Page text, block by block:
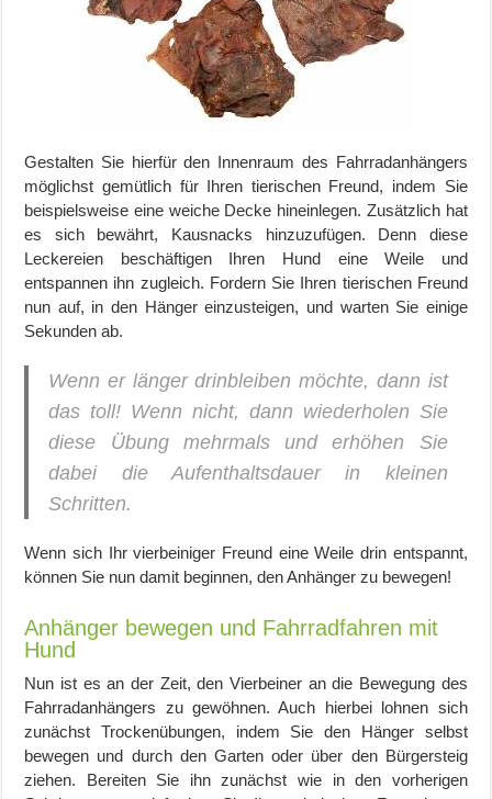
Gestalten Sie hierfür den Innenraum des Fahrradanhängers
möglichst gemütlich für Ihren tierischen Freund, indem Sie
beispielsweise eine weiche Decke hineinlegen. Zusätzlich hat
es sich bewährt, Kausnacks hinzuzufügen. Denn diese
Leckereien beschäftigen Ihren Hund eine Weile und
entspannen ihn zugleich. Fordern Sie Ihren tierischen Freund
nun auf, in den Hänger einzusteigen, und warten Sie einige
Sekunden ab.
Wenn er länger drinbleiben möchte, dann ist
das toll! Wenn nicht, dann wiederholen Sie
diese Übung mehrmals und erhöhen Sie
dabei die Aufenthaltsdauer in kleinen
Schritten.
Wenn sich Ihr vierbeiniger Freund eine Weile drin entspannt,
können Sie nun damit beginnen, den Anhänger zu bewegen!
Anhänger bewegen und Fahrradfahren mit
Hund
Nun ist es an der Zeit, den Vierbeiner an die Bewegung des
Fahrradanhängers zu gewöhnen. Auch hierbei lohnen sich
zunächst Trockenübungen, indem Sie den Hänger selbst
bewegen und durch den Garten oder über den Bürgersteig
ziehen. Bereiten Sie ihn zunächst wie in den vorherigen